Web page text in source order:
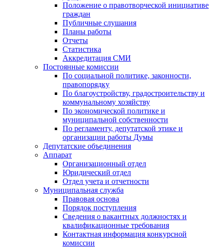
Положение о правотворческой инициативе
граждан
Публичные слушания
Планы работы
Отчеты
Статистика
Аккредитация СМИ
Постоянные комиссии
По социальной политике, законности,
правопорядку
По благоустройству, градостроительству и
коммунальному хозяйству
По экономической политике и
муниципальной собственности
По регламенту, депутатской этике и
организации работы Думы
Депутатские объединения
Аппарат
Организационный отдел
Юридический отдел
Отдел учета и отчетности
Муниципальная служба
Правовая основа
Порядок поступления
Сведения о вакантных должностях и
квалификационные требования
Контактная информация конкурсной
комиссии